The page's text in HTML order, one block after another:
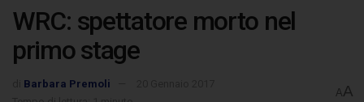
WRC: spettatore morto nel
primo stage
Barbara Premoli
AA